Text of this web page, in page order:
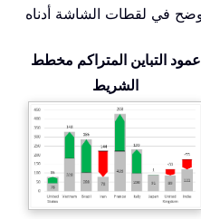
عمود التباين المتراكم مخطط
الشريط